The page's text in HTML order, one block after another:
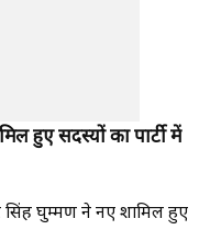
हुए सदस्यों का पार्टी में
घुम्मण ने नए शामिल हुए